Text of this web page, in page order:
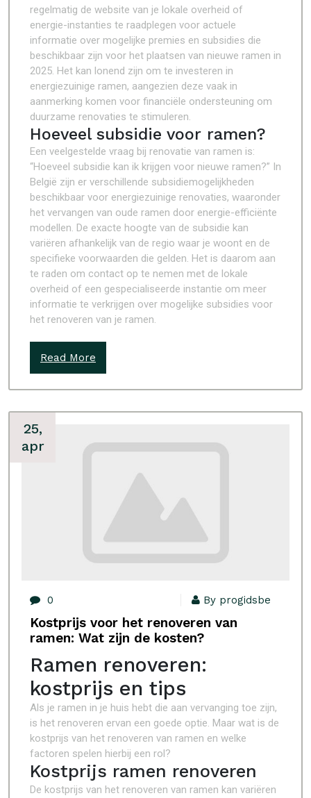
regelmatig de website van je lokale overheid of
energie-instanties te raadplegen voor actuele
informatie over mogelijke premies en subsidies die
beschikbaar zijn voor het plaatsen van nieuwe ramen in
2025. Het kan lonend zijn om te investeren in
energiezuinige ramen, aangezien deze vaak in
aanmerking komen voor financiële ondersteuning om
duurzame renovaties te stimuleren.
Hoeveel subsidie voor ramen?
Een veelgestelde vraag bij renovatie van ramen is:
“Hoeveel subsidie kan ik krijgen voor nieuwe ramen?” In
België zijn er verschillende subsidiemogelijkheden
beschikbaar voor energiezuinige renovaties, waaronder
het vervangen van oude ramen door energie-efficiënte
modellen. De exacte hoogte van de subsidie kan
variëren afhankelijk van de regio waar je woont en de
specifieke voorwaarden die gelden. Het is daarom aan
te raden om contact op te nemen met de lokale
overheid of een gespecialiseerde instantie om meer
informatie te verkrijgen over mogelijke subsidies voor
het renoveren van je ramen.
Read More
25,
apr
0 By progidsbe
Kostprijs voor het renoveren van
ramen: Wat zijn de kosten?
Ramen renoveren:
kostprijs en tips
Als je ramen in je huis hebt die aan vervanging toe zijn,
is het renoveren ervan een goede optie. Maar wat is de
kostprijs van het renoveren van ramen en welke
factoren spelen hierbij een rol?
Kostprijs ramen renoveren
De kostprijs van het renoveren van ramen kan variëren